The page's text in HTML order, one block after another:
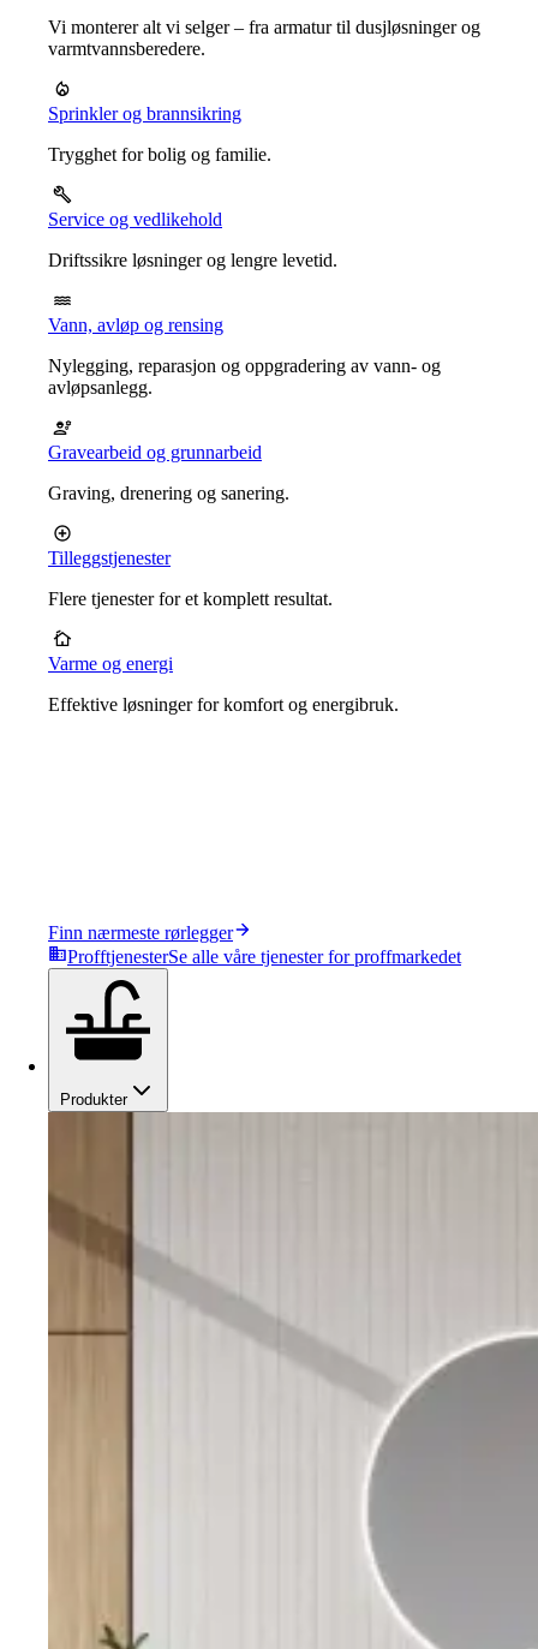
Vi monterer alt vi selger – fra armatur til dusjløsninger og
varmtvannsberedere.
Sprinkler og brannsikring
Trygghet for bolig og familie.
Service og vedlikehold
Driftssikre løsninger og lengre levetid.
Vann, avløp og rensing
Nylegging, reparasjon og oppgradering av vann- og
avløpsanlegg.
Gravearbeid og grunnarbeid
Graving, drenering og sanering.
Tilleggstjenester
Flere tjenester for et komplett resultat.
Varme og energi
Effektive løsninger for komfort og energibruk.
Finn nærmeste rørlegger
ProfftjenesterSe alle våre tjenester for proffmarkedet
Produkter